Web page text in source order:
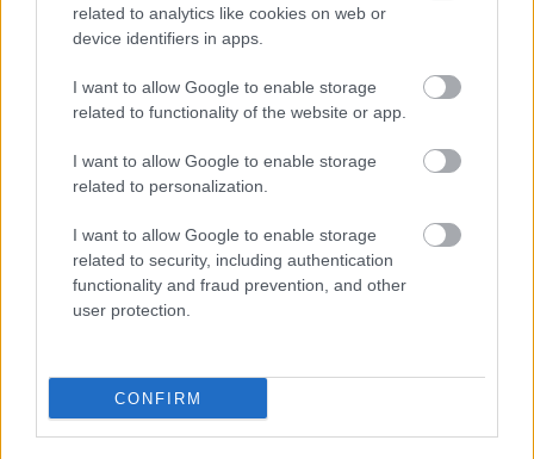
related to analytics like cookies on web or
device identifiers in apps.
I want to allow Google to enable storage
related to functionality of the website or app.
I want to allow Google to enable storage
related to personalization.
I want to allow Google to enable storage
related to security, including authentication
functionality and fraud prevention, and other
user protection.
CONFIRM
követett el a döntéseivel, de jóhiszeműen járt el.
EZEKET IS AJÁNLJUK
FORMA-1
A McLaren korábbi szerelője
kitálalt Hamilton F1-es
FORMA-1